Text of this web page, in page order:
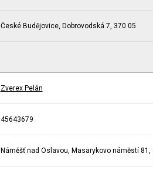
České Budějovice, Dobrovodská 7, 370 05
Zverex Pelán
45643679
Náměšť nad Oslavou, Masarykovo náměstí 81,